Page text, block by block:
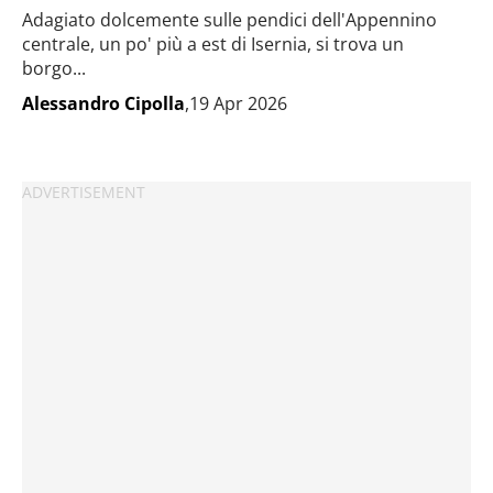
Adagiato dolcemente sulle pendici dell'Appennino
centrale, un po' più a est di Isernia, si trova un
borgo...
Alessandro Cipolla,19 Apr 2026